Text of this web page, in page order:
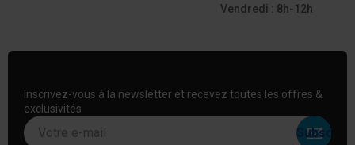
Vendredi : 8h-12h
Inscrivez-vous à la newsletter et recevez toutes les offres &
exclusivités
Votre e-mail